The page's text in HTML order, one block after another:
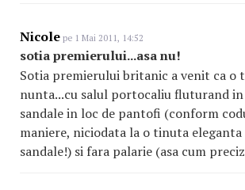
Nicole pe 1 Mai 2011, 14:52
sotia premierului...asa nu!
Sotia premierului britanic a venit ca o
nunta...cu salul portocaliu fluturand in
sandale in loc de pantofi (conform
maniere, niciodata la o tinuta eleganta
sandale!) si fara palarie (asa cum